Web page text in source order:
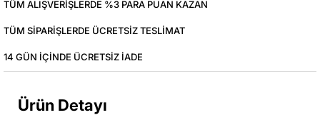
TÜM ALIŞVERIŞLERDE %3 PARA PUAN KAZAN
TÜM SIPARIŞLERDE ÜCRETSIZ TESLIMAT
14 GÜN IÇINDE ÜCRETSIZ IADE
Ürün Detayı